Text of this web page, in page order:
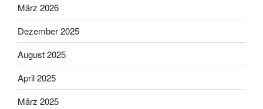
März 2026
Dezember 2025
August 2025
April 2025
März 2025